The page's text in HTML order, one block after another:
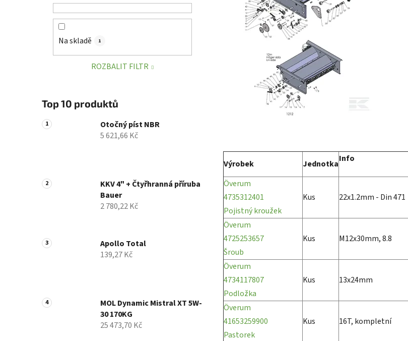
l
Na skladě 1
ROZBALIT FILTR
Top 10 produktů
Otočný píst NBR
5 621,66 Kč
KKV 4" + Čtyřhranná příruba
Bauer
2 780,22 Kč
Apollo Total
139,27 Kč
MOL Dynamic Mistral XT 5W-
30 170KG
25 473,70 Kč
Výrobek JednotkaInfo
Överum
4735312401
Pojistný kroužek
Kus 22x1.2mm - Din 471
Överum
4725253657
Šroub
Kus M12x30mm, 8.8
Överum
4734117807
Podložka
Kus 13x24mm
Överum
41653259900
Pastorek
Kus 16T, kompletní